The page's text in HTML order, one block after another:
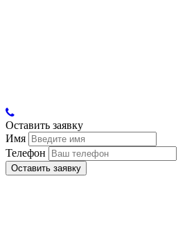
Оставить заявку
Имя
Телефон
Оставить заявку